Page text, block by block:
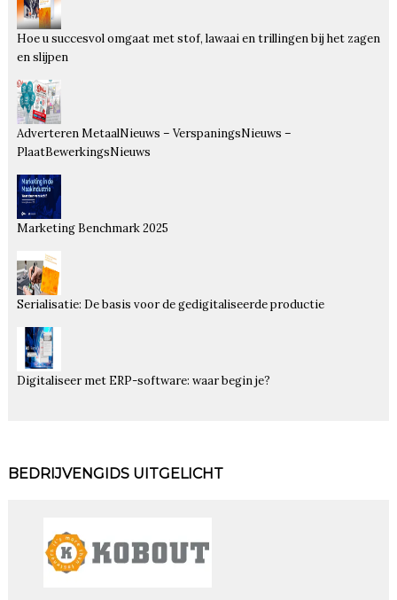
Hoe u succesvol omgaat met stof, lawaai en trillingen bij het zagen
en slijpen
Adverteren MetaalNieuws – VerspaningsNieuws –
PlaatBewerkingsNieuws
Marketing Benchmark 2025
Serialisatie: De basis voor de gedigitaliseerde productie
Digitaliseer met ERP-software: waar begin je?
BEDRIJVENGIDS UITGELICHT